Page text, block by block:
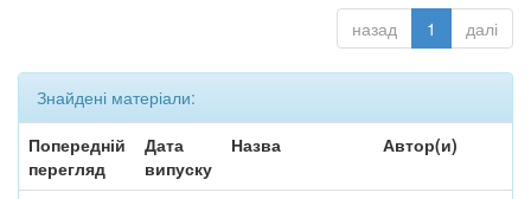
назад 1 далі
Знайдені матеріали:
Попередній
перегляд
Дата
випуску
Назва Автор(и)